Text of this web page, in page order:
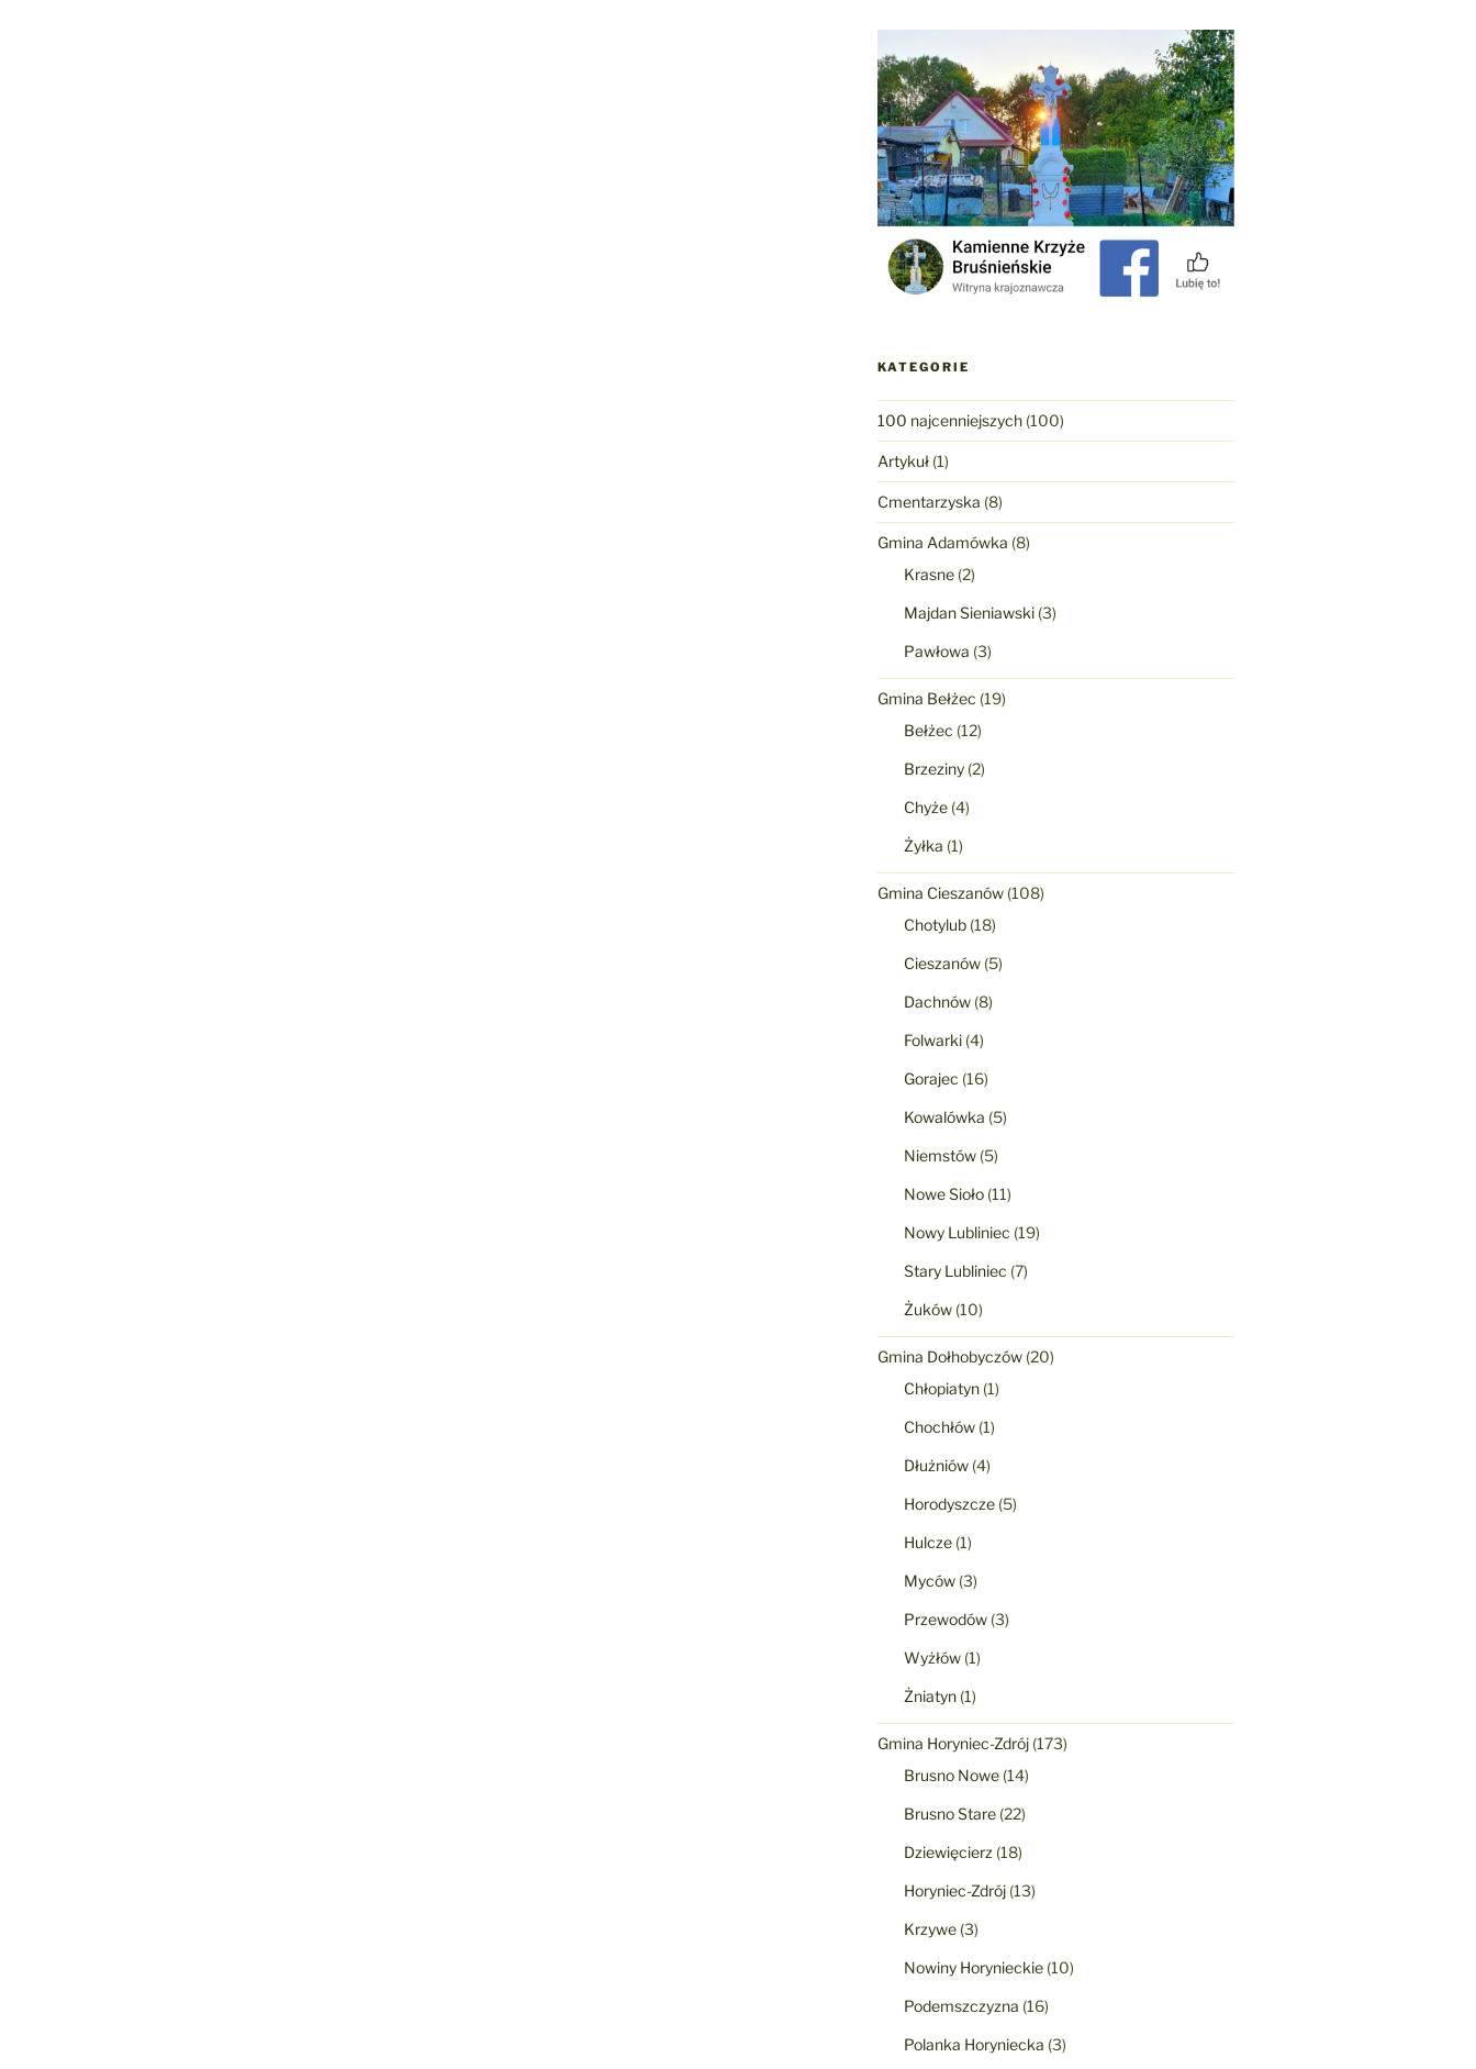
KATEGORIE
100 najcenniejszych(100)
Artykuł(1)
Cmentarzyska (8)
Gmina Adamówka (8)
Krasne(2)
Majdan Sieniawski(3)
Pawłowa (3)
Gmina Bełżec (19)
Bełżec (12)
Brzeziny(2)
Chyże(4)
Żyłka (1)
Gmina Cieszanów(108)
Chotylub(18)
Cieszanów(5)
Dachnów(8)
Folwarki(4)
Gorajec (16)
Kowalówka (5)
Niemstów(5)
Nowe Sioło(11)
Nowy Lubliniec (19)
Stary Lubliniec (7)
Żuków(10)
Gmina Dołhobyczów(20)
Chłopiatyn(1)
Chochłów(1)
Dłużniów(4)
Horodyszcze(5)
Hulcze(1)
Myców(3)
Przewodów(3)
Wyżłów(1)
Żniatyn(1)
Gmina Horyniec-Zdrój(173)
Brusno Nowe(14)
Brusno Stare(22)
Dziewięcierz (18)
Horyniec-Zdrój(13)
Krzywe(3)
Nowiny Horynieckie(10)
Podemszczyzna (16)
Polanka Horyniecka (3)